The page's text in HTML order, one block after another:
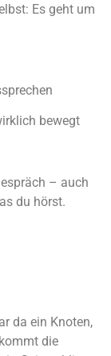
Es geht um
bewegt
– auch
du hörst.
da ein Knoten,
die